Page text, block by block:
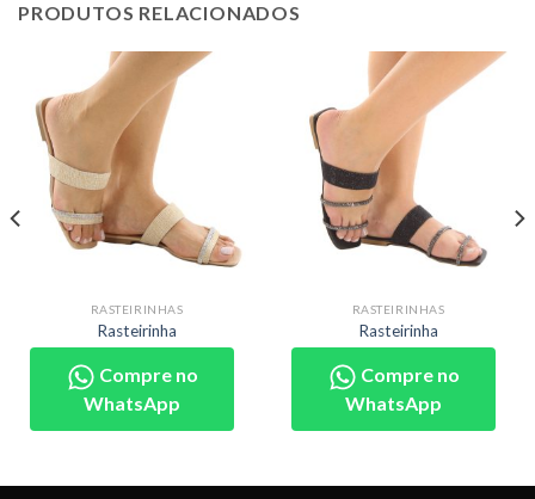
PRODUTOS RELACIONADOS
RASTEIRINHAS
Rasteirinha
Compre no
WhatsApp
RASTEIRINHAS
Rasteirinha
Compre no
WhatsApp